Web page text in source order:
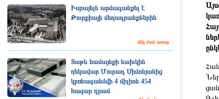
Իսրայելն արձագանքել է
Թուրքիայի մեղադրանքներին
մեկ ժամ առաջ
Տաթև համայնքի նախկին
ղեկավար Մուրադ Սիմոնյանից
կբռնագանձվի 4 միլիոն 454
հազար դրամ